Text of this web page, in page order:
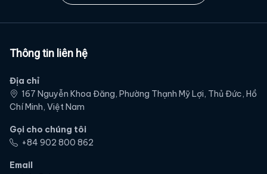
Thông tin liên hệ
Địa chỉ
167 Nguyễn Khoa Đăng, Phường Thạnh Mỹ Lợi, Thủ Đức, Hồ
Chí Minh, Việt Nam
Gọi cho chúng tôi
‭+84 902 800 862‬
Email